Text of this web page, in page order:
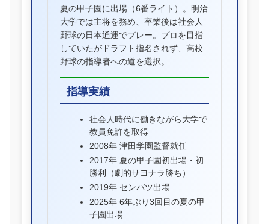
夏の甲子園に出場（6番ライト）。明治
大学では主将を務め、卒業後は社会人
野球の日本通運でプレー。プロを目指
していたがドラフト指名されず、高校
野球の指導者への道を選択。
指導実績
社会人時代に働きながら大学で
教員免許を取得
2008年 津田学園監督就任
2017年 夏の甲子園初出場・初
勝利（劇的サヨナラ勝ち）
2019年 センバツ出場
2025年 6年ぶり3回目の夏の甲
子園出場